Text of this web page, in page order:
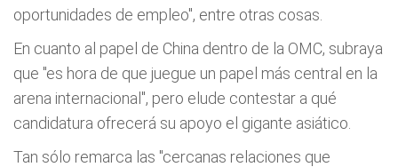
oportunidades de empleo", entre otras cosas.
En cuanto al papel de China dentro de la OMC, subraya
que "es hora de que juegue un papel más central en la
arena internacional", pero elude contestar a qué
candidatura ofrecerá su apoyo el gigante asiático.
Tan sólo remarca las "cercanas relaciones que